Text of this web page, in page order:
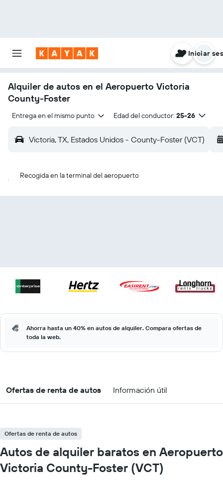
Iniciar
Alquiler de autos en el Aeropuerto Victoria
County-Foster
Entrega en el mismo punto Edad del conductor: 25-26
Victoria, TX, Estados Unidos - County-Foster (VCT)
Recogida en la terminal del aeropuerto
Ahorra hasta un 40% en autos de alquiler. Compara ofertas de
toda la web.
Ofertas de renta de autos Información útil
Ofertas de renta de autos
Autos de alquiler baratos en Aeropuerto
Victoria County-Foster (VCT)